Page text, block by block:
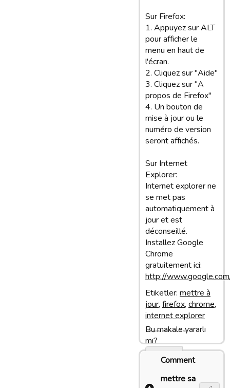
Sur Firefox:
1. Appuyez sur ALT
pour afficher le
menu en haut de
l'écran.
2. Cliquez sur "Aide"
3. Cliquez sur "A
propos de Firefox"
4. Un bouton de
mise à jour ou le
numéro de version
seront affichés.
Sur Internet
Explorer:
Internet explorer ne
se met pas
automatiquement à
jour et est
déconseillé.
Installez Google
Chrome
gratuitement ici:
http://
Etiketler: mettre à
jour, firefox, chrome,
internet explorer
Bu makale yararlı
mı?
Evet
Hayir
Son update: 27/01/13 13:36
Comment
mettre sa